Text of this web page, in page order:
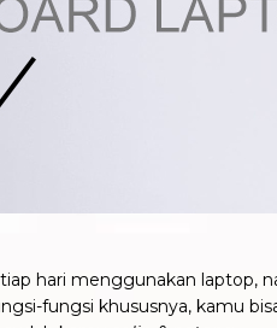
hari menggunakan laptop,
fungsi khususnya, kamu